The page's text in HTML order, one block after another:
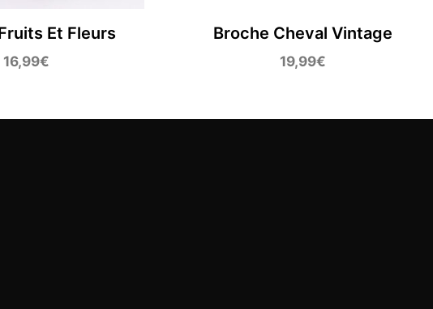
Et Fleurs
16,99€
Broche Cheval Vintage
19,99€